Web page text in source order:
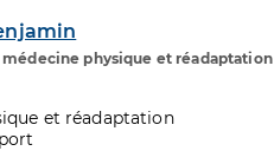
physique et réadaptation
de santé
et réadaptation